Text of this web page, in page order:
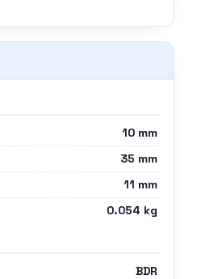
10 mm
35 mm
11 mm
0.054 kg
BDR